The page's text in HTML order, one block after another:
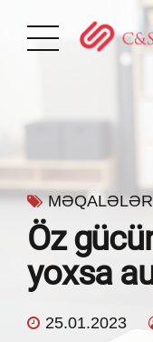
MƏQALƏLƏR
Öz
yoxsa
25.01.2023